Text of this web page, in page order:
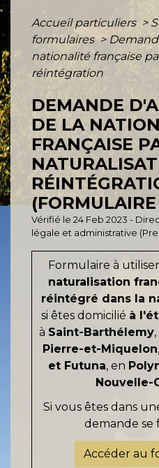
Accueil particuliers >
formulaires>
nationalité française
réintégration
DEMANDE
DE LA
FRANÇAISE
Vérifié le 24 Feb 2023 -
légale et administrative
Formulaire à
naturalisation
réintégré dans la
si êtes domicilié à
à Saint-Barthélemy,
Pierre-et-Miquelon
et Futuna, en
Nouvelle-
Si vous êtes dans
demande se
Accéder au